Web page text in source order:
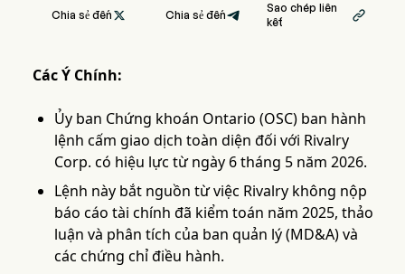
Chia sẻ đến  Chia sẻ đến
Sao chép liên
kết

Các Ý Chính:
Ủy ban Chứng khoán Ontario (OSC) ban hành
lệnh cấm giao dịch toàn diện đối với Rivalry
Corp. có hiệu lực từ ngày 6 tháng 5 năm 2026.
Lệnh này bắt nguồn từ việc Rivalry không nộp
báo cáo tài chính đã kiểm toán năm 2025, thảo
luận và phân tích của ban quản lý (MD&A) và
các chứng chỉ điều hành.